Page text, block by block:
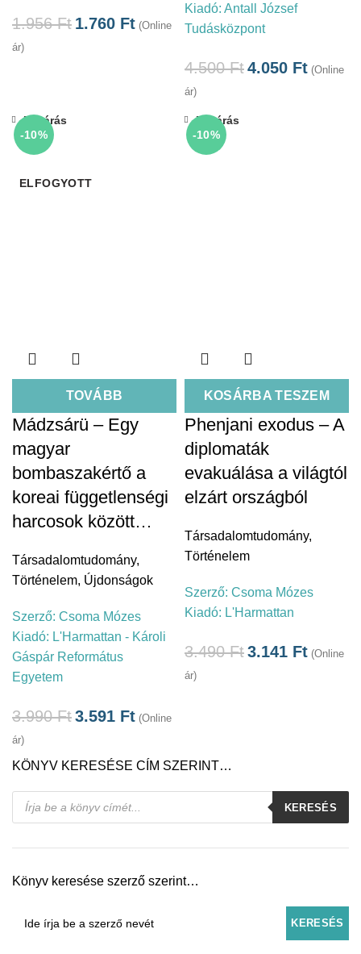
KÖNYV KERESÉSE CÍM SZERINT…
Products
search
KERESÉS
Könyv keresése szerző szerint…
1.956Ft 1.760 Ft (Online
ár)
Kiadó: Antall József
Tudásközpont
4.500Ft4.050 Ft (Online
ár)
-10%
ELFOGYOTT
TOVÁBB
Bezárás
Mádzsárü – Egy
magyar
bombaszakértő a
koreai függetlenségi
harcosok között…
Társadalomtudomány,
Történelem, Újdonságok
Szerző: Csoma Mózes
Kiadó: L'Harmattan - Károli
Gáspár Református
Egyetem
3.990Ft3.591 Ft (Online
ár)
-10%
KOSÁRBA TESZEM
Bezárás
Phenjani exodus – A
diplomaták
evakuálása a világtól
elzárt országból
Társadalomtudomány,
Történelem
Szerző: Csoma Mózes
Kiadó: L'Harmattan
3.490Ft3.141 Ft (Online
ár)